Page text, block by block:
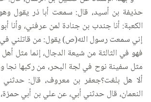
حذيفة بن أسيد، قال: سمعت أبا ذر يقول
الكعبة: أنا جندب بن جنادة لمن عرفني، وأنا
إني سمعت رسول الله(ص) يقول: من قاتلني في
فهو في الثالثة من شيعة الدجال، إنما مثل
مثل سفينة نوح في لجة البحر، من ركبها
ألا هل بلغت؟جعفر بن معروف، قال:
النعمان، قال حدثني أبي، عن علي بن أبي